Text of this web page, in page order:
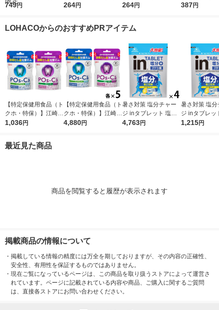
コチミルキー 固いミ
ンディ 飴 個包装 限定
749円
ミント＞ 1袋 江崎グ
264円
プミント＞ 1袋 江崎
264円
覚糖 グミ
387円
LOHACOからのおすすめPRアイテム
【特定保健用食品（ト
クホ・特保）】江崎グ
リコ ポスカ 75g 2
初期むし歯対策ガム
1,036円
【特定保健用食品（ト
クホ・特保）】江崎グ
リコ ポスカ（POs-C
4,880円
暑さ対策 塩分チャー
ジ inタブレット 塩分
プラス 500g 1セット
4,763円
暑さ対策 塩分
ジ inタブレッ
プラス 500g
1,215円
最近見た商品
商品を閲覧すると履歴が表示されます
掲載商品の情報について
・ 掲載している情報の精度には万全を期しておりますが、その内容の正確性、
安全性、有用性を保証するものではありません。
・ 現在ご覧になっているページは、この商品を取り扱うストアによって運営さ
れています。ページに記載されている内容や商品、ご購入に関するご質問
は、直接各ストアにお問い合わせください。